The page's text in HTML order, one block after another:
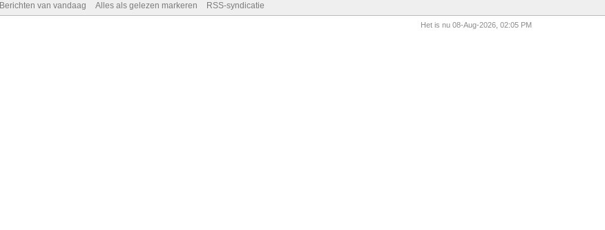
Berichten van vandaag Alles als gelezen markeren RSS-syndicatie
Het is nu 08-Aug-2026, 02:05 PM